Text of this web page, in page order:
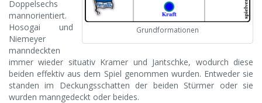
Grundformationen
Doppelsechs
mannorientiert.
Hosogai und
Niemeyer
manndeckten
immer wieder situativ Kramer und Jantschke, wodurch diese
beiden effektiv aus dem Spiel genommen wurden. Entweder sie
standen im Deckungsschatten der beiden Stürmer oder sie
wurden manngedeckt oder beides.